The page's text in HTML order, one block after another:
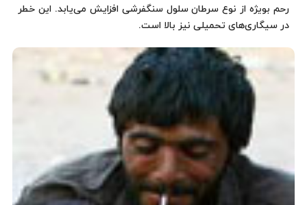
رحم بویژه از نوع سرطان سلول سنگفرشی افزایش می‌یابد. این خطر
در سیگاری‌های تحمیلی نیز بالا است.